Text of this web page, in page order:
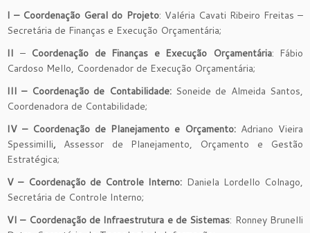
I – Coordenação Geral do Projeto: Valéria Cavati Ribeiro Freitas –
Secretária de Finanças e Execução Orçamentária;
II – Coordenação de Finanças e Execução Orçamentária: Fábio
Cardoso Mello, Coordenador de Execução Orçamentária;
III – Coordenação de Contabilidade: Soneide de Almeida Santos,
Coordenadora de Contabilidade;
IV – Coordenação de Planejamento e Orçamento: Adriano Vieira
Spessimilli, Assessor de Planejamento, Orçamento e Gestão
Estratégica;
V – Coordenação de Controle Interno: Daniela Lordello Colnago,
Secretária de Controle Interno;
VI – Coordenação de Infraestrutura e de Sistemas: Ronney Brunelli